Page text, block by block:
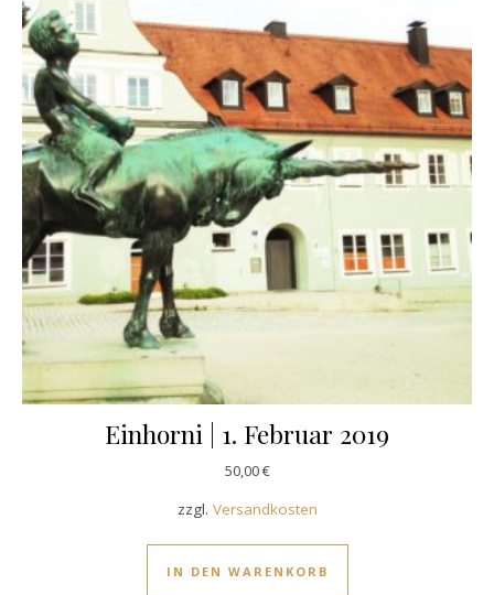
Einhorni | 1. Februar 2019
50,00€
zzgl. Versandkosten
IN DEN WARENKORB